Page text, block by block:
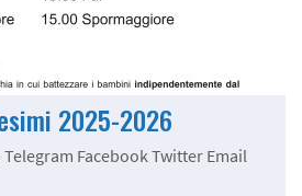
2025-2026
Facebook Twitter Email